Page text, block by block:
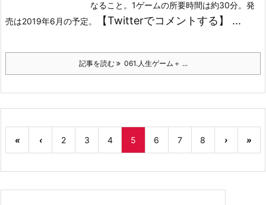
なること。 1ゲームの所要時間は約30分。発
売は2019年6月の予定。
【Twitterでコメントする】 ...
記事を読む 061.人生ゲーム＋ ...
« ‹ 2 3 4 5 6 7 8 › »